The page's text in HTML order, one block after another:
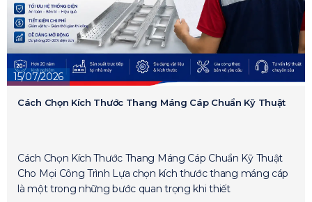
15/07/2026
Cách Chọn Kích Thước Thang Máng Cáp Chuẩn Kỹ Thuật
Cách Chọn Kích Thước Thang Máng Cáp Chuẩn Kỹ Thuật
Cho Mọi Công Trình Lựa chọn kích thước thang máng cáp
là một trong những bước quan trọng khi thiết